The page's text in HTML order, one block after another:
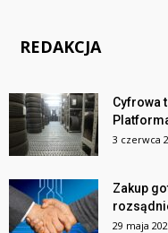
REDAKCJA
Cyfrowa
3 czerwca
Zakup
29 maja